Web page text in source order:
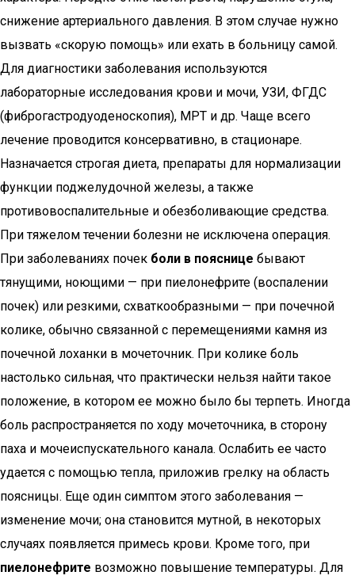
снижение артериального давления. В этом случае нужно
вызвать «скорую помощь» или ехать в больницу самой.
Для диагностики заболевания используются
лабораторные исследования крови и мочи, УЗИ, ФГДС
(фиброгастродуоденоскопия), МРТ и др. Чаще всего
лечение проводится консервативно, в стационаре.
Назначается строгая диета, препараты для нормализации
функции поджелудочной железы, а также
противовоспалительные и обезболивающие средства.
При тяжелом течении болезни не исключена операция.
При заболеваниях почек боли в пояснице бывают
тянущими, ноющими — при пиелонефрите (воспалении
почек) или резкими, схваткообразными — при почечной
колике, обычно связанной с перемещениями камня из
почечной лоханки в мочеточник. При колике боль
настолько сильная, что практически нельзя найти такое
положение, в котором ее можно было бы терпеть. Иногда
боль распространяется по ходу мочеточника, в сторону
паха и мочеиспускательного канала. Ослабить ее часто
удается с помощью тепла, приложив грелку на область
поясницы. Еще один симптом этого заболевания —
изменение мочи; она становится мутной, в некоторых
случаях появляется примесь крови. Кроме того, при
пиелонефрите возможно повышение температуры. Для